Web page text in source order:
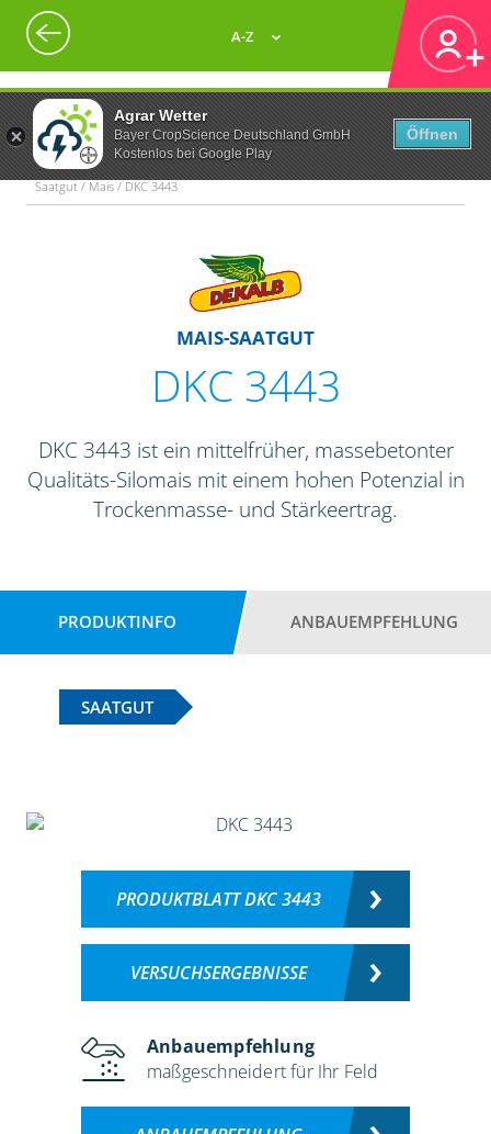
Agrar Wetter
Bayer CropScience Deutschland GmbH
Kostenlos bei Google Play
Öffnen
A-Z
Saatgut / Mais / DKC 3443
MAIS-SAATGUT
DKC 3443
DKC 3443 ist ein mittelfrüher, massebetonter
Qualitäts-Silomais mit einem hohen Potenzial in
Trockenmasse- und Stärkeertrag.
PRODUKTINFO ANBAUEMPFEHLUNG
SAATGUT
PRODUKTBLATT DKC 3443
VERSUCHSERGEBNISSE
Anbauempfehlung
maßgeschneidert für Ihr Feld